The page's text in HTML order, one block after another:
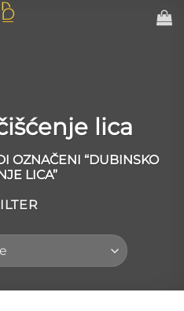
lica
OZNAČENI “DUBINSKO
LICA”